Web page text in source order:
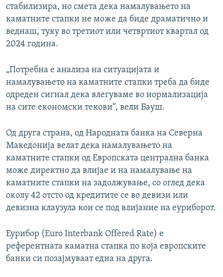
стабилизира, но смета дека намалувањето на
каматните стапки не може да биде драматично и
веднаш, туку во третиот или четвртиот квартал од
2024 година.
„Потребна е анализа на ситуацијата и
намалувањето на каматните стапки треба да биде
одреден сигнал дека влегуваме во нормализација
на сите економски текови“, вели Бауш.
Од друга страна, од Народната банка на Северна
Македонија велат дека намалувањето на
каматните стапки од Европската централна банка
може директно да влијае и на намалување на
каматните стапки на задолжување, со оглед дека
околу 42 отсто од кредитите се во девизи или
девизна клаузула кои се под влијание на еуриборот.
Еурибор (Euro Interbank Offered Rate) е
референтната каматна стапка по која европските
банки си позајмуваат една на друга.